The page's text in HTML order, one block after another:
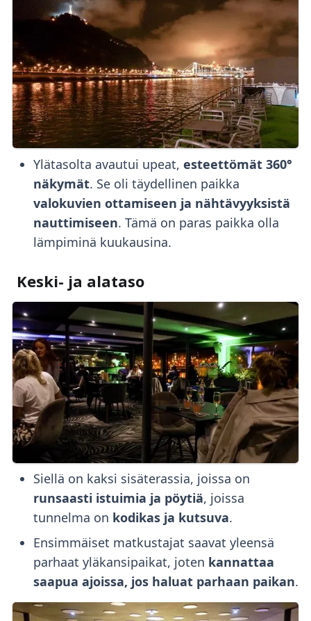
Ylätasolta avautui upeat, esteettömät 360°
näkymät. Se oli täydellinen paikka
valokuvien ottamiseen ja nähtävyyksistä
nauttimiseen. Tämä on paras paikka olla
lämpiminä kuukausina.
Keski- ja alataso
Siellä on kaksi sisäterassia, joissa on
runsaasti istuimia ja pöytiä, joissa
tunnelma on kodikas ja kutsuva.
Ensimmäiset matkustajat saavat yleensä
parhaat yläkansipaikat, joten kannattaa
saapua ajoissa, jos haluat parhaan paikan.